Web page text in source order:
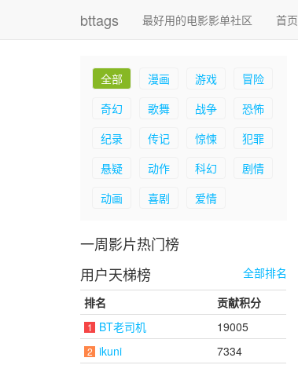
bttags 最好用的电影影单社区 首页
全部 漫画 游戏
冒险
奇幻
歌舞 战争
恐怖
纪录
传记 惊悚
犯罪
悬疑
动作 科幻
剧情
动画
喜剧 爱情
一周影片热门榜
用户天梯榜
全部排名
排名
贡献积分
1 BT老司机 19005
2 ikuni 7334